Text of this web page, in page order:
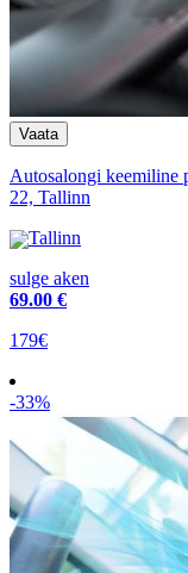
Autosalongi keemiline
22, Tallinn
Tallinn
sulge aken
69.00 €
179€
-33%